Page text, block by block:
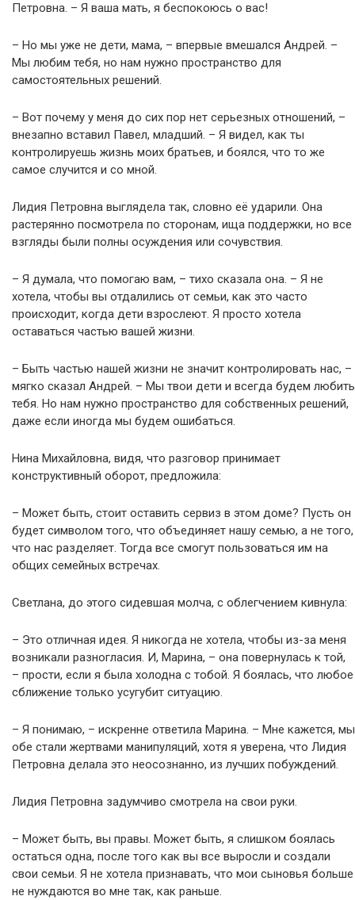
Петровна. – Я ваша мать, я беспокоюсь о вас!
– Но мы уже не дети, мама, – впервые вмешался Андрей. –
Мы любим тебя, но нам нужно пространство для
самостоятельных решений.
– Вот почему у меня до сих пор нет серьезных отношений, –
внезапно вставил Павел, младший. – Я видел, как ты
контролируешь жизнь моих братьев, и боялся, что то же
самое случится и со мной.
Лидия Петровна выглядела так, словно её ударили. Она
растерянно посмотрела по сторонам, ища поддержки, но все
взгляды были полны осуждения или сочувствия.
– Я думала, что помогаю вам, – тихо сказала она. – Я не
хотела, чтобы вы отдалились от семьи, как это часто
происходит, когда дети взрослеют. Я просто хотела
оставаться частью вашей жизни.
– Быть частью нашей жизни не значит контролировать нас, –
мягко сказал Андрей. – Мы твои дети и всегда будем любить
тебя. Но нам нужно пространство для собственных решений,
даже если иногда мы будем ошибаться.
Нина Михайловна, видя, что разговор принимает
конструктивный оборот, предложила:
– Может быть, стоит оставить сервиз в этом доме? Пусть он
будет символом того, что объединяет нашу семью, а не того,
что нас разделяет. Тогда все смогут пользоваться им на
общих семейных встречах.
Светлана, до этого сидевшая молча, с облегчением кивнула:
– Это отличная идея. Я никогда не хотела, чтобы из-за меня
возникали разногласия. И, Марина, – она повернулась к той,
– прости, если я была холодна с тобой. Я боялась, что любое
сближение только усугубит ситуацию.
– Я понимаю, – искренне ответила Марина. – Мне кажется, мы
обе стали жертвами манипуляций, хотя я уверена, что Лидия
Петровна делала это неосознанно, из лучших побуждений.
Лидия Петровна задумчиво смотрела на свои руки.
– Может быть, вы правы. Может быть, я слишком боялась
остаться одна, после того как вы все выросли и создали
свои семьи. Я не хотела признавать, что мои сыновья больше
не нуждаются во мне так, как раньше.